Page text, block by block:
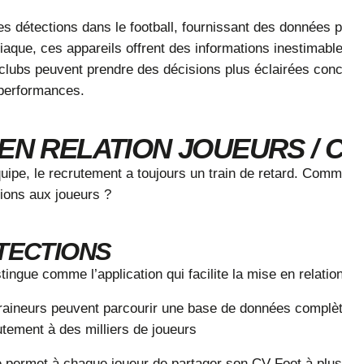
détections dans le football, fournissant des
, ces appareils offrent des informations
peuvent prendre des décisions plus éclairées
RELATION JOUEURS /
le recrutement a toujours un train de retard.
aux joueurs ?
comme l’application qui facilite la mise en
peuvent parcourir une base de données
à des milliers de joueurs